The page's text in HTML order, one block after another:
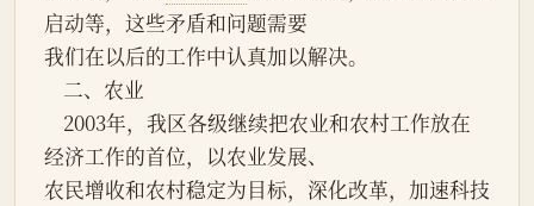
启动等，这些矛盾和问题需要
我们在以后的工作中认真加以解决。
    二、农业
经济工作的首位，以农业发展、
农民增收和农村稳定为目标，深化改革，加速科技